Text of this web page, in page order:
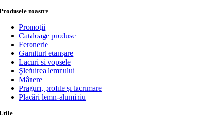
Produsele noastre
Promoţii
Cataloage produse
Feronerie
Garnituri etanşare
Lacuri si vopsele
Şlefuirea lemnului
Mânere
Praguri, profile şi lăcrimare
Placări lemn-aluminiu
Utile